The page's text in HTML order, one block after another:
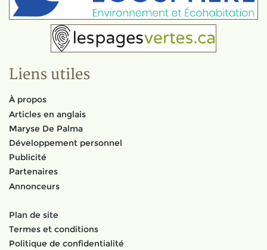
Liens utiles
À propos
Articles en anglais
Maryse De Palma
Développement personnel
Publicité
Partenaires
Annonceurs
Plan de site
Termes et conditions
Politique de confidentialité